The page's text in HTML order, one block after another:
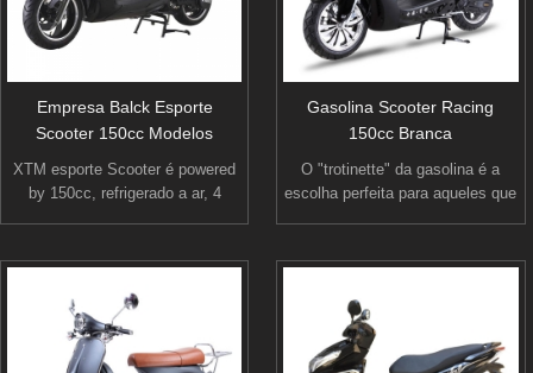
Empresa Balck Esporte
Scooter 150cc Modelos
XTM esporte Scooter é powered
by 150cc, refrigerado a ar, 4
uma gasolina. O scooter também
equipado com elétrico/pontapé
começando método, tubo de
escape de alumínio de alto
desempenho, tratamento de
Gasolina Scooter Racing
150cc Branca
O "trotinette" da gasolina é a
escolha perfeita para aqueles que
eficiente contornar a cidade. fica
eficiência de combustível grande.